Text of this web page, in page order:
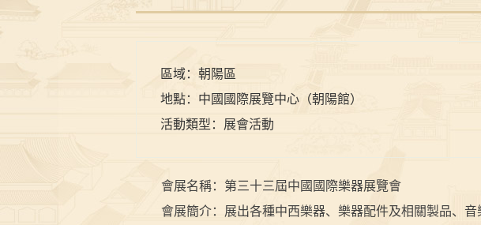
區域： 朝陽區
地點： 中國國際展覽中心（朝陽館）
活動類型： 展會活動
會展名稱：第三十三屆中國國際樂器展覽會
會展簡介：展出各種中西樂器、樂器配件及相關製品、音